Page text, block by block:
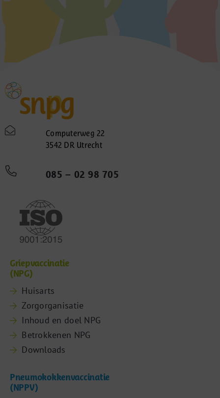
Computerweg 22
3542 DR Utrecht
085 – 02 98 705
Griepvaccinatie
(NPG)
Huisarts
Zorgorganisatie
Inhoud en doel NPG
Betrokkenen NPG
Downloads
Pneumokokkenvaccinatie
(NPPV)